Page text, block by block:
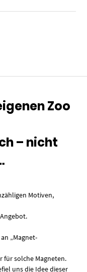
Zoo
– nicht
Motiven,
„Magnet-
für solche Magneten.
uns die Idee dieser